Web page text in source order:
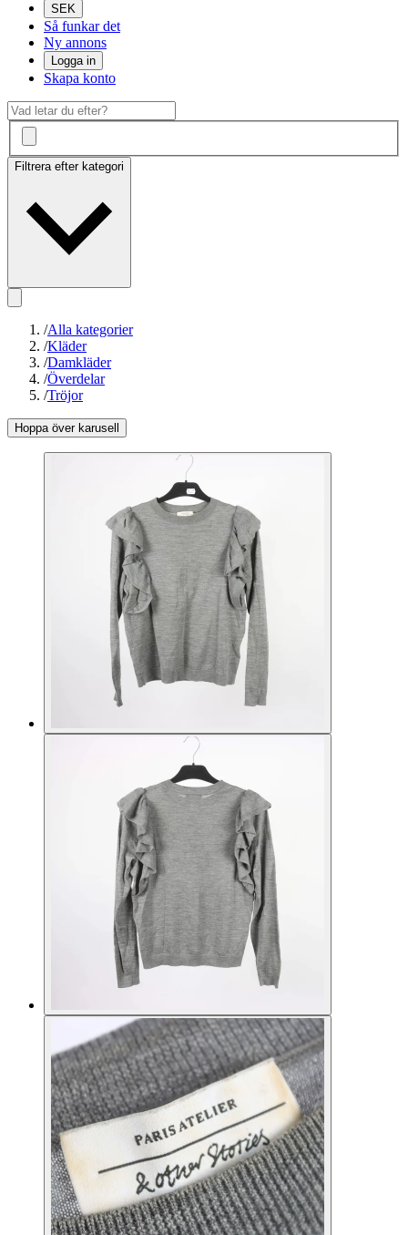
SEK
Så funkar det
Ny annons
Logga in
Skapa konto
Filtrera efter kategori
/Alla kategorier
/Kläder
/Damkläder
/Överdelar
/Tröjor
Hoppa över karusell